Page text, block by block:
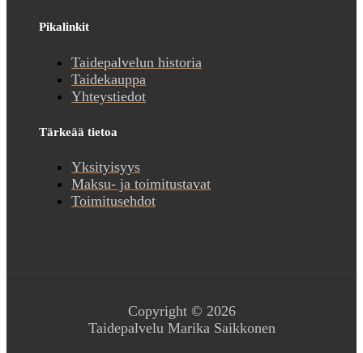
Pikalinkit
Taidepalvelun historia
Taidekauppa
Yhteystiedot
Tärkeää tietoa
Yksityisyys
Maksu- ja toimitustavat
Toimitusehdot
Copyright © 2026
Taidepalvelu Marika Saikkonen